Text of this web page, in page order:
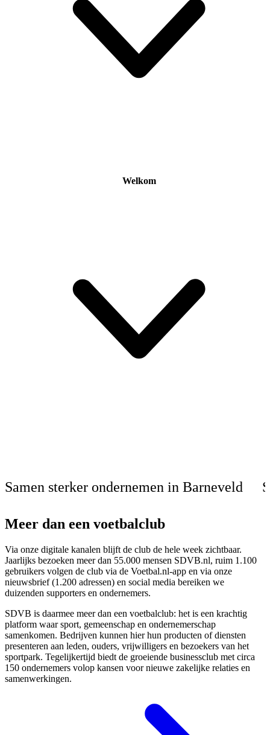
Welkom
Samen sterker ondernemen in Barneveld
Meer dan een voetbalclub
Via onze digitale kanalen blijft de club de hele week zichtbaar.
Jaarlijks bezoeken meer dan 55.000 mensen SDVB.nl, ruim 1.100
gebruikers volgen de club via de Voetbal.nl-app en via onze
nieuwsbrief (1.200 adressen) en social media bereiken we
duizenden supporters en ondernemers.
SDVB is daarmee meer dan een voetbalclub: het is een krachtig
platform waar sport, gemeenschap en ondernemerschap
samenkomen. Bedrijven kunnen hier hun producten of diensten
presenteren aan leden, ouders, vrijwilligers en bezoekers van het
sportpark. Tegelijkertijd biedt de groeiende businessclub met circa
150 ondernemers volop kansen voor nieuwe zakelijke relaties en
samenwerkingen.